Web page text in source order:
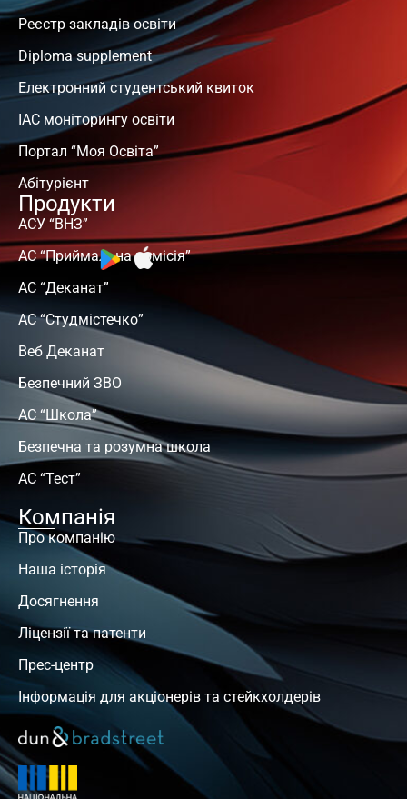
Реєстр закладів освіти
Diploma supplement
Електронний студентський квиток
ІАС моніторингу освіти
Портал “Моя Освіта”
Абітурієнт
Продукти
АСУ “ВНЗ”
АС “Приймальна комісія”
АС “Деканат”
АС “Студмістечко”
Веб Деканат
Безпечний ЗВО
АС “Школа”
Безпечна та розумна школа
АС “Тест”
Компанія
Про компанію
Наша історія
Досягнення
Ліцензії та патенти
Прес-центр
Інформація для акціонерів та стейкхолдерів